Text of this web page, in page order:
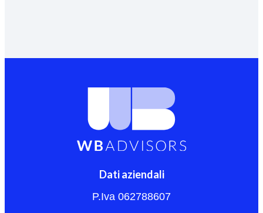
Dati aziendali
P.Iva 062788607